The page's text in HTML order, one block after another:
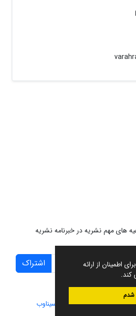
اطمینان از ارائه
کند.
شدم
های مهم نشریه در خبرنامه نشریه
اشتراک
طراحی و پیاده سازی از سیناوب